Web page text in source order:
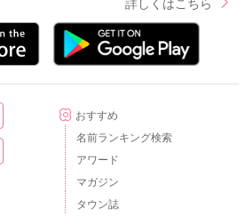
詳しくはこちら
おすすめ
名前ランキング検索
アワード
マガジン
タウン誌